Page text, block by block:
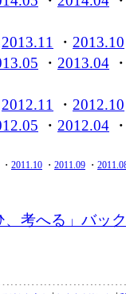
2013.11 ・ 2013.10
・ 2013.04
2012.11 ・ 2012.10
・ 2012.04
・ 2011.10 ・ 2011.09 ・
、考へる」バッ